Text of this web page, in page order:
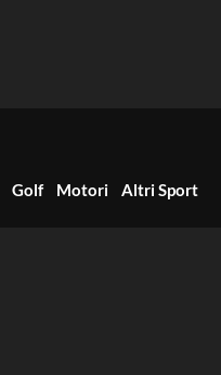
Golf Motori Altri Sport